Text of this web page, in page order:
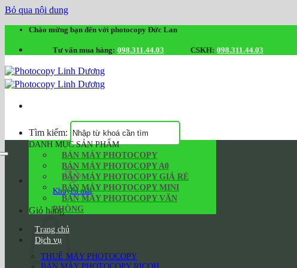
Bỏ qua nội dung
Chào mừng bạn đến với photocopy Đức Lan
Tư vấn mua hàng: 098.311.44.03 CSKH: 098.311.44.03
Tìm kiếm:
Khuyến mãi
Giỏ hàng
DANH MỤC SẢN PHẨM
BÁN MÁY PHOTOCOPY
BÁN MÁY PHOTOCOPY A0
BÁN MÁY PHOTOCOPY GIÁ RẺ
BÁN MÁY PHOTOCOPY MINI
BÁN MÁY PHOTOCOPY VĂN
PHÒNG
Trang chủ
Dịch vụ
THUÊ MÁY PHOTOCOPY